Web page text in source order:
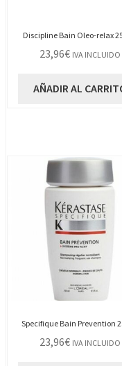
Discipline Bain Oleo-relax
23,96€ IVA INCLUIDO
AÑADIR AL
Specifique Bain Prevention
23,96€ IVA INCLUIDO